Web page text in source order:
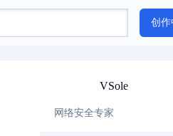
创作
VSole
网络安全专家